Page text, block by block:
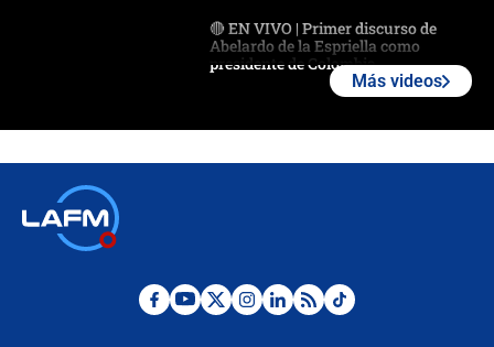
🔴 EN VIVO | Primer discurso de
Abelardo de la Espriella como
presidente de Colombia
Desde dermatitis hasta infecciones:
Más videos